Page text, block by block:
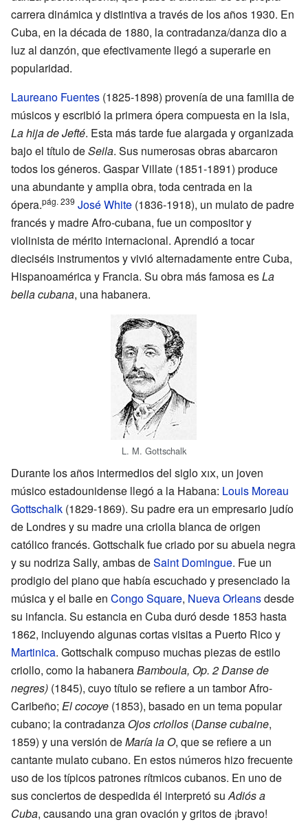
carrera dinámica y distintiva a través de los años 1930. En
Cuba, en la década de 1880, la contradanza/danza dio a
luz al danzón, que efectivamente llegó a superarle en
popularidad.
Laureano Fuentes (1825-1898) provenía de una familia de
músicos y escribió la primera ópera compuesta en la isla,
La hija de Jefté. Esta más tarde fue alargada y organizada
bajo el título deSeila. Sus numerosas obras abarcaron
todos los géneros. Gaspar Villate (1851-1891) produce
una abundante y amplia obra, toda centrada en la
ópera.pág. 239 José White (1836-1918), un mulato de padre
francés y madre Afro-cubana, fue un compositor y
violinista de mérito internacional. Aprendió a tocar
dieciséis instrumentos y vivió alternadamente entre Cuba,
Hispanoamérica y Francia. Su obra más famosa esLa
bella cubana, una habanera.
L. M. Gottschalk
Durante los años intermedios del sigloxix, un joven
músico estadounidense llegó a la Habana: Louis Moreau
Gottschalk (1829-1869). Su padre era un empresario judío
de Londres y su madre una criolla blanca de origen
católico francés. Gottschalk fue criado por su abuela negra
y su nodriza Sally, ambas deSaint Domingue. Fue un
prodigio del piano que había escuchado y presenciado la
música y el baile en Congo Square, Nueva Orleansdesde
su infancia. Su estancia en Cuba duró desde 1853 hasta
1862, incluyendo algunas cortas visitas a Puerto Rico y
Martinica. Gottschalk compuso muchas piezas de estilo
criollo, como la habaneraBamboula, Op. 2 Danse de
negres) (1845), cuyo título se refiere a un tambor Afro-
Caribeño; El cocoye (1853), basado en un tema popular
cubano; la contradanza Ojos criollos (Danse cubaine,
1859) y una versión deMaría la O, que se refiere a un
cantante mulato cubano. En estos números hizo frecuente
uso de los típicos patrones rítmicos cubanos. En uno de
sus conciertos de despedida él interpretó suAdiós a
Cuba, causando una gran ovación y gritos de ¡bravo!